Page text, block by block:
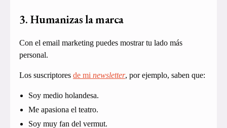
3. Humanizas la marca
Con el email marketing puedes mostrar tu lado más
personal.
Los suscriptores de mi newsletter, por ejemplo, saben que:
Soy medio holandesa.
Me apasiona el teatro.
Soy muy fan del vermut.